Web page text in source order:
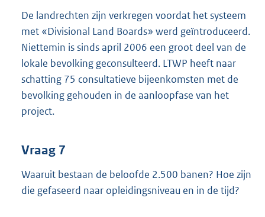
De landrechten zijn verkregen voordat het systeem
met «Divisional Land Boards» werd geïntroduceerd.
Niettemin is sinds april 2006 een groot deel van de
lokale bevolking geconsulteerd. LTWP heeft naar
schatting 75 consultatieve bijeenkomsten met de
bevolking gehouden in de aanloopfase van het
project.
Vraag 7
Waaruit bestaan de beloofde 2.500 banen? Hoe zijn
die gefaseerd naar opleidingsniveau en in de tijd?